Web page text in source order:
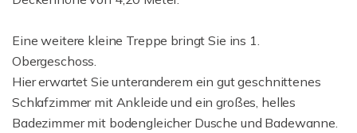
Eine weitere kleine Treppe bringt Sie ins 1.
Obergeschoss.
Hier erwartet Sie unteranderem ein gut geschnittenes
Schlafzimmer mit Ankleide und ein großes, helles
Badezimmer mit bodengleicher Dusche und Badewanne.